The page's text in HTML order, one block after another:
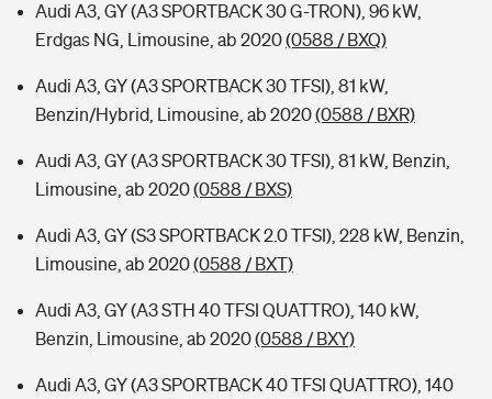
Audi A3, GY (A3 SPORTBACK 30 G-TRON), 96 kW,
Erdgas NG, Limousine, ab 2020(0588 / BXQ)
Audi A3, GY (A3 SPORTBACK 30 TFSI), 81 kW,
Benzin/Hybrid, Limousine, ab 2020(0588 / BXR)
Audi A3, GY (A3 SPORTBACK 30 TFSI), 81 kW, Benzin,
Limousine, ab 2020(0588 / BXS)
Audi A3, GY (S3 SPORTBACK 2.0 TFSI), 228 kW, Benzin,
Limousine, ab 2020(0588 / BXT)
Audi A3, GY (A3 STH 40 TFSI QUATTRO), 140 kW,
Benzin, Limousine, ab 2020(0588 / BXY)
Audi A3, GY (A3 SPORTBACK 40 TFSI QUATTRO), 140